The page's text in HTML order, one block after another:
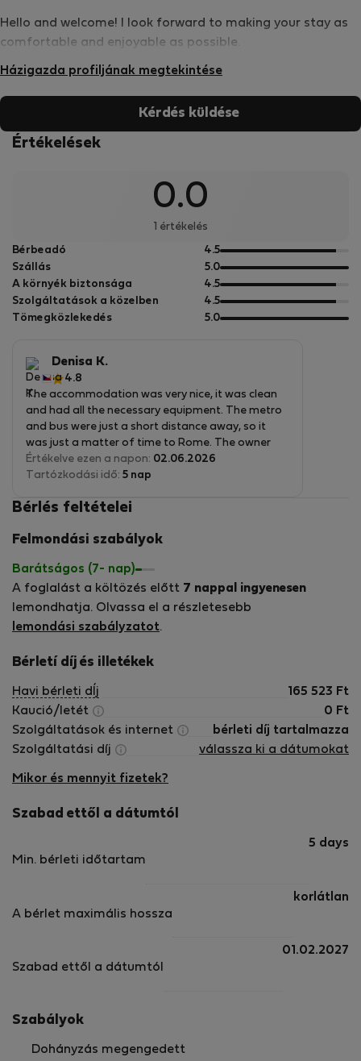
Hello and welcome! I look forward to making your stay as
comfortable and enjoyable as possible.
Házigazda profiljának megtekintése
Kérdés küldése
Értékelések
0.0
1 értékelés
Bérbeadó 4.55
pontból
Szállás 5.05
pontból
A környék biztonsága 4.55
pontból
Szolgáltatások a közelben 4.55
pontból
Tömegközlekedés 5.05
Denisa K.
4.8
The accommodation was very nice, it was clean
and had all the necessary equipment. The metro
and bus were just a short distance away, so it
was just a matter of time to Rome. The owner
was very nice and explained everything to us. I
definitely recommend it.
Értékelve ezen a napon: 02.06.2026
Tartózkodási idő: 5 nap
Bérlés feltételei
Felmondási szabályok
Barátságos (7- nap)
A foglalást a költözés előtt 7 nappal ingyenesen
lemondhatja. Olvassa el a részletesebb
lemondási szabályzatot.
Bérletí díj és illetékek
Havi bérleti dÍj 165 523 Ft
Kaució/letét
0 Ft
Szolgáltatások és internet
bérleti díj tartalmazza
Szolgáltatási díj
válassza ki a dátumokat
Mikor és mennyit fizetek?
Szabad ettől a dátumtól
Min. bérleti időtartam
5 days
A bérlet maximális hossza
korlátlan
Szabad ettől a dátumtól
01.02.2027
Szabályok
Dohányzás megengedett